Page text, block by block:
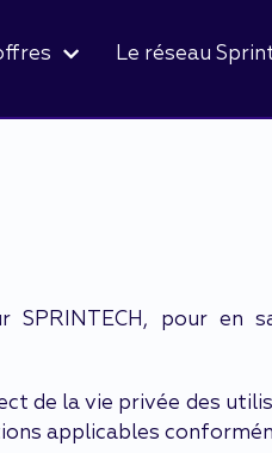
Le réseau
SPRINTECH, pour
de la vie privée des
applicables